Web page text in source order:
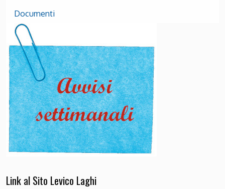
Documenti
Link al Sito Levico Laghi